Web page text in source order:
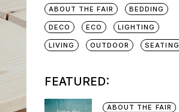
ABOUT THE FAIR BEDDING
DECO ECO LIGHTING
LIVING OUTDOOR SEATING
FEATURED:
ABOUT THE FAIR